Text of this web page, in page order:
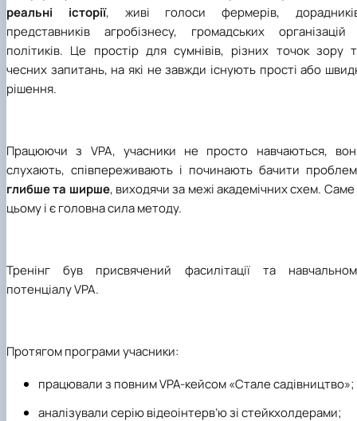
реальні історії, живі голоси фермерів,
представників агробізнесу, громадських організацій
політиків. Це простір для сумнівів, різних точок зору
чесних запитань, на які не завжди існують прості або
рішення.
Працюючи з VPA, учасники не просто навчаються,
слухають, співпереживають і починають бачити
глибше та ширше, виходячи за межі академічних схем. Саме
цьому і є головна сила методу.
Тренінг був присвячений фасилітації та
потенціалу VPA.
Протягом програми учасники:
працювали з повним VPA-кейсом «Стале садівництво»;
аналізували серію відеоінтерв’ю зі стейкхолдерами;